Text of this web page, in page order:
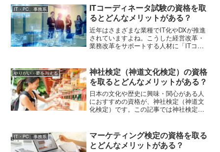
格である税理士・公認会計士・給与計算
実務能力検定・全経簿記・日商簿記・全
商簿記・所得税法能力検定・BATIC（国
際会計検定）について解説します。
IT・PC、事務系
ITコーディネータ試験の資格を取
るとどんなメリットがある？
近年はさまざまな業種でIT化やDXが推進
されていますよね。こうした経営改革・
業務改革をサポートする人材に「ITコー
こと、資格取得に必要なこと、受験資格
などについて解説します。
やりがい・夢を与える
神社検定（神道文化検定）の資格
を取るとどんなメリットがある？
日本の文化や歴史に興味・関心がある人
におすすめの資格が、神社検定（神道文
化検定）です。この記事では神社検定
がおすすめの人の特徴などを解説しま
す。
IT・PC、事務系
マーケティング検定の資格を取る
とどんなメリットがある？